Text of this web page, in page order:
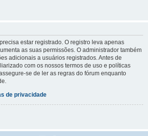
estar registrado. O registro leva apenas
as suas permissões. O administrador também
adicionais a usuários registrados. Antes de
com os nossos termos de uso e políticas
se de ler as regras do fórum enquanto
de privacidade